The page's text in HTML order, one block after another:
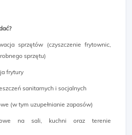
sprzętów (czyszczenie frytownic,
sprzętu)
frytury
sanitarnych i socjalnych
(w tym uzupełnianie zapasów)
na sali, kuchni oraz terenie